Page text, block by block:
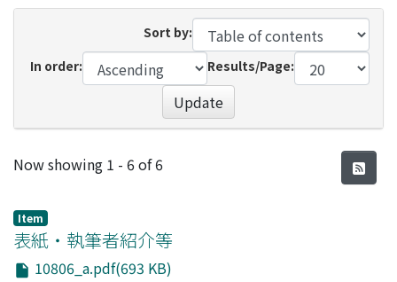
Sort by:
In order:
Results/Page:
Update
Recent Submissions
Now showing 1 - 6 of 6
Item
表紙・執筆者紹介等
10806_a.pdf(693 KB)